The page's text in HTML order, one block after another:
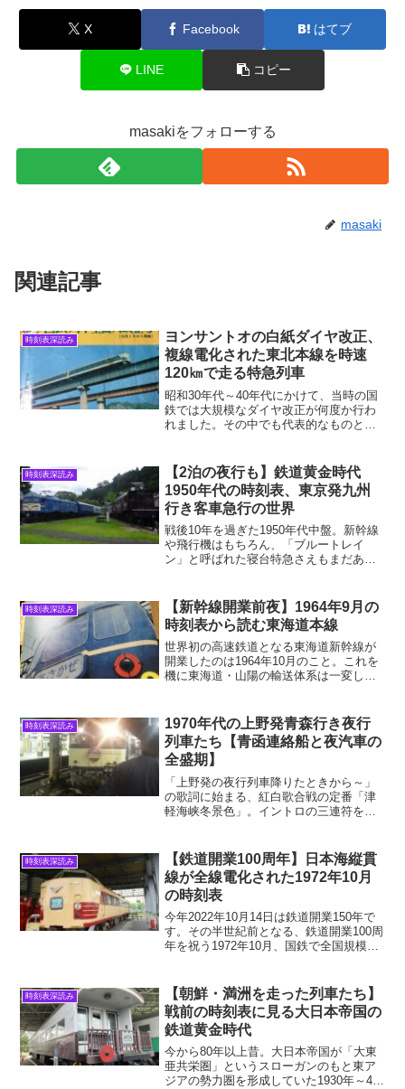
X Facebook はてブ
LINE コピー
masakiをフォローする
masaki
関連記事
時刻表深読み
ヨンサントオの白紙ダイヤ改正、
複線電化された東北本線を時速
120㎞で走る特急列車
昭和30年代～40年代にかけて、当時の国
鉄では大規模なダイヤ改正が何度か行わ
れました。その中でも代表的なものとし
改正では全国の幹線の複線化・電化、そ
して軌道強化が行...
時刻表深読み
【2泊の夜行も】鉄道黄金時代
1950年代の時刻表、東京発九州
行き客車急行の世界
戦後10年を過ぎた1950年代中盤。新幹線
や飛行機はもちろん、「ブルートレイ
ン」と呼ばれた寝台特急さえもまだあり
の大きさと編成の多様さにおいて日本の
鉄道史上屈指の存在で...
時刻表深読み
【新幹線開業前夜】1964年9月の
時刻表から読む東海道本線
世界初の高速鉄道となる東海道新幹線が
開業したのは1964年10月のこと。これを
機に東海道・山陽の輸送体系は一変しま
海道本線の鉄道模様を、昼と夜に分けて
見てみましょう。本...
時刻表深読み
1970年代の上野発青森行き夜行
列車たち【青函連絡船と夜汽車の
全盛期】
「上野発の夜行列車降りたときから～」
の歌詞に始まる、紅白歌合戦の定番「津
軽海峡冬景色」。イントロの三連符を聴
ます。現代では東京から北海道に行くの
は飛行機が当たり前。実際...
時刻表深読み
【鉄道開業100周年】日本海縦貫
線が全線電化された1972年10月
の時刻表
今年2022年10月14日は鉄道開業150年で
す。その半世紀前となる、鉄道開業100周
年を祝う1972年10月、国鉄で全国規模の
～新潟～秋田～青森）の全線電化完了で
した...
時刻表深読み
【朝鮮・満洲を走った列車たち】
戦前の時刻表に見る大日本帝国の
鉄道黄金時代
今から80年以上昔。大日本帝国が「大東
亜共栄圏」というスローガンのもと東ア
ジアの勢力圏を形成していた1930年～40